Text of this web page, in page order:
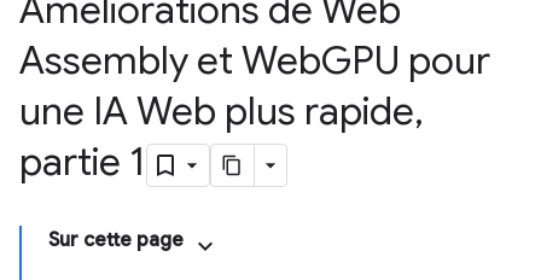
Améliorations de Web
Assembly et WebGPU pour
une IA Web plus rapide,
partie 1
Sur cette page